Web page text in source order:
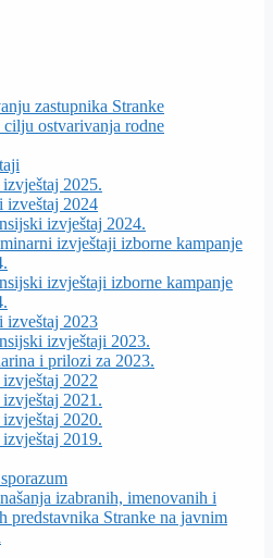
zastupnika Stranke
ostvarivanja rodne
2025.
izveštaj 2024
izvještaj 2024.
izvještaji izborne kampanje
izvještaji izborne kampanje
izveštaj 2023
izvještaji 2023.
i prilozi za 2023.
2022
2021.
2020.
2019.
izabranih, imenovanih i
predstavnika Stranke na javnim